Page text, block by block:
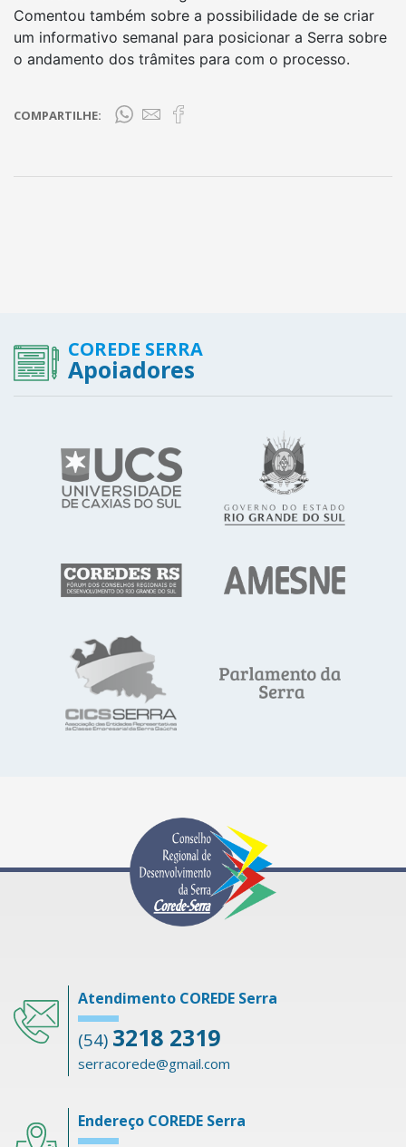
Comentou também sobre a possibilidade de se criar
um informativo semanal para posicionar a Serra sobre
o andamento dos trâmites para com o processo.
COMPARTILHE:
COREDE SERRA
Apoiadores
Atendimento COREDE Serra
(54) 3218 2319
serracorede@gmail.com
Endereço COREDE Serra